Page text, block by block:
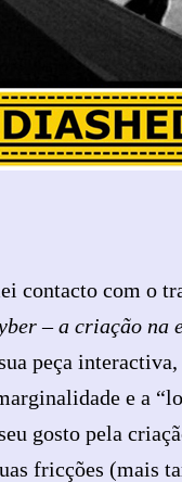
contacto com o
– a criação na
peça interactiva,
e a
gosto pela
fricções (mais